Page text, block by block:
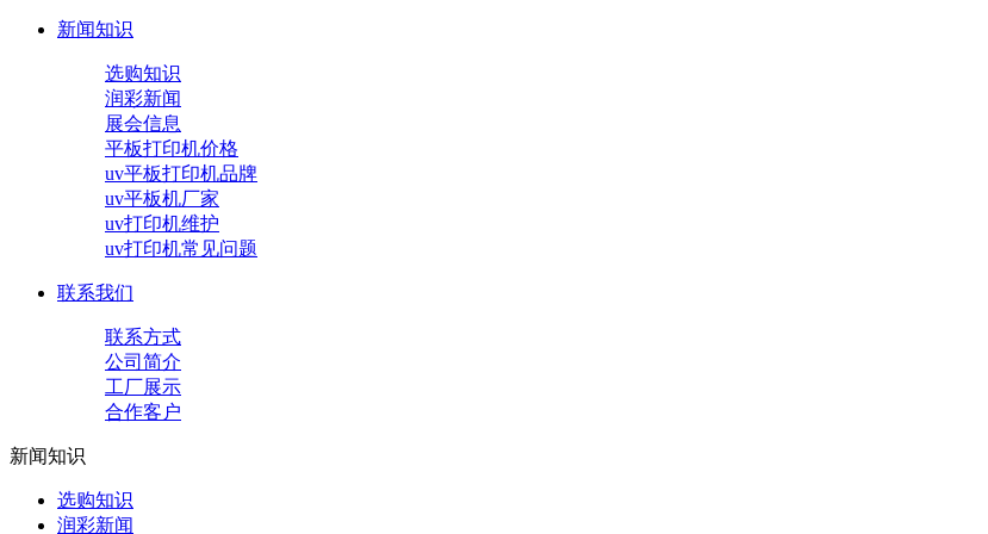
新闻知识
选购知识
润彩新闻
展会信息
平板打印机价格
uv平板打印机品牌
uv平板机厂家
uv打印机维护
uv打印机常见问题
联系我们
联系方式
公司简介
工厂展示
合作客户
新闻知识
选购知识
润彩新闻